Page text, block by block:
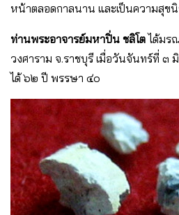
หน้าตลอดกาลนาน และเป็นความสุข
ท่านพระอาจารย์มหาปิ่น ชลิโตได้มร
วงศาราม จ.ราชบุรี เมื่อวันจันทร์ที่ ๓
ได้ ๖๒ ปี พรรษา ๔๐